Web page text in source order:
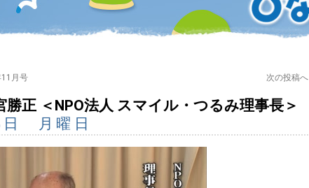
月号 次の投稿へ
正 ＜NPO法人 スマイル・つるみ理事長＞
月曜日